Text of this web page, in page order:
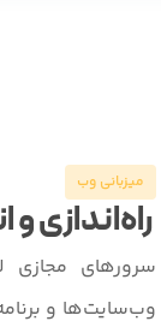
میزبانی وب
راه‌اندازی
سرورهای مجازی
وب‌سایت‌ها و